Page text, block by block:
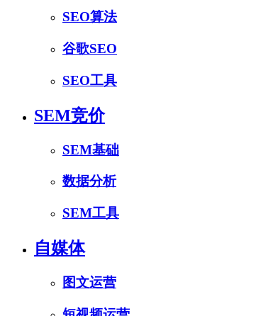
SEO算法
谷歌SEO
SEO工具
SEM竞价
SEM基础
数据分析
SEM工具
自媒体
图文运营